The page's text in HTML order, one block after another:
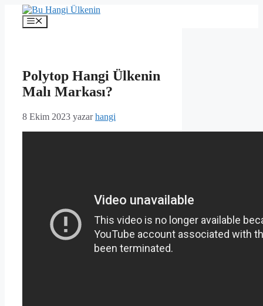
İçeriğe
Menü
Polytop Hangi Ülkenin
Malı Markası?
8 Ekim 2023 yazarhangi